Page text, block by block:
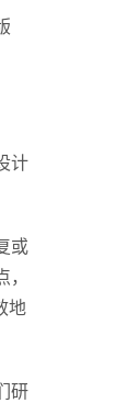
计
或
地
研